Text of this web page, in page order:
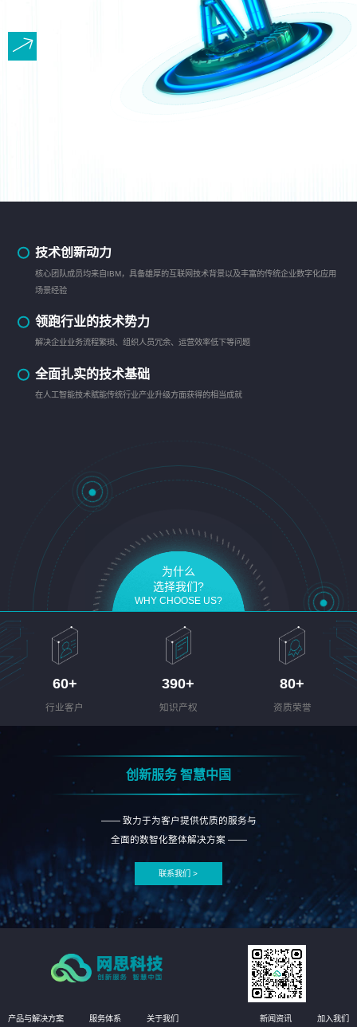
技术创新动力
核心团队成员均来自IBM，具备雄厚的互联网技术背景以及丰富的传统企业数字化应用
场景经验
领跑行业的技术势力
解决企业业务流程繁琐、组织人员冗余、运营效率低下等问题
全面扎实的技术基础
在人工智能技术赋能传统行业产业升级方面获得的相当成就
为什么
选择我们?
WHY CHOOSE US?
60+
行业客户
390+
知识产权
80+
资质荣誉
创新服务 智慧中国
—— 致力于为客户提供优质的服务与
全面的数智化整体解决方案 ——
联系我们 >
产品与解决方案 服务体系 关于我们 新闻资讯 加入我们